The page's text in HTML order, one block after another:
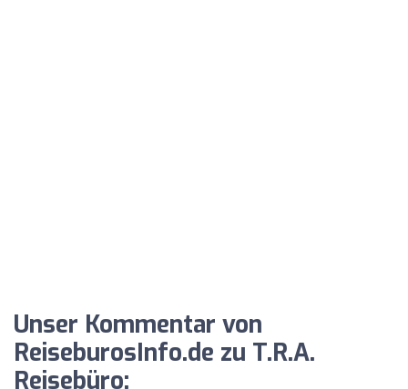
Unser Kommentar von
ReiseburosInfo.de zu T.R.A.
Reisebüro: